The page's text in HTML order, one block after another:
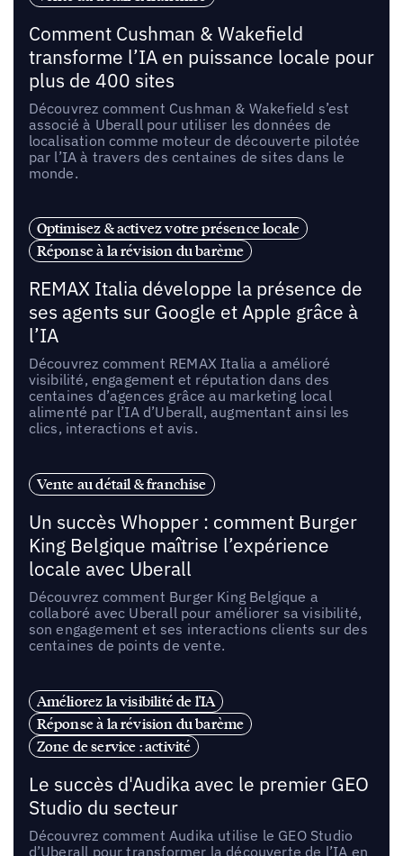
Comment Cushman & Wakefield
transforme l’IA en puissance locale pour
plus de 400 sites
Découvrez comment Cushman & Wakefield s’est
associé à Uberall pour utiliser les données de
localisation comme moteur de découverte pilotée
par l’IA à travers des centaines de sites dans le
monde.
Optimisez & activez votre présence locale
Réponse à la révision du barème
REMAX Italia développe la présence de
ses agents sur Google et Apple grâce à
l’IA
Découvrez comment REMAX Italia a amélioré
visibilité, engagement et réputation dans des
centaines d’agences grâce au marketing local
alimenté par l’IA d’Uberall, augmentant ainsi les
clics, interactions et avis.
Vente au détail & franchise
Un succès Whopper : comment Burger
King Belgique maîtrise l’expérience
locale avec Uberall
Découvrez comment Burger King Belgique a
collaboré avec Uberall pour améliorer sa visibilité,
son engagement et ses interactions clients sur des
centaines de points de vente.
Améliorez la visibilité de l'IA
Réponse à la révision du barème
Zone de service : activité
Le succès d'Audika avec le premier GEO
Studio du secteur
Découvrez comment Audika utilise le GEO Studio
d’Uberall pour transformer la découverte de l’IA en